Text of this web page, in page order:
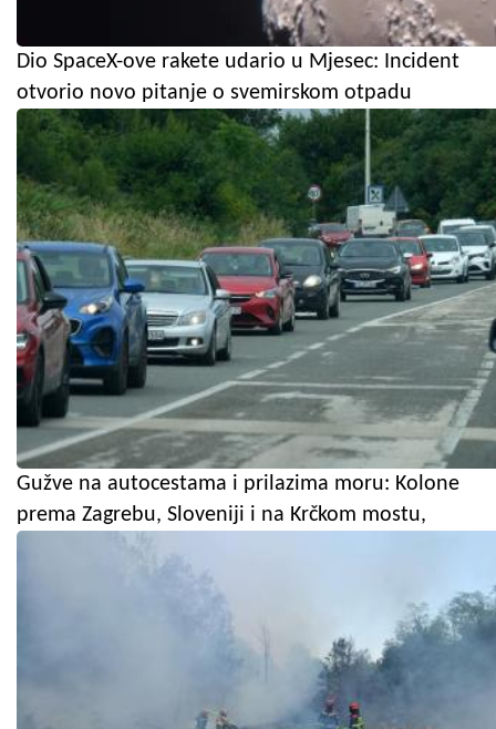
Dio SpaceX-ove rakete udario u Mjesec: Incident
otvorio novo pitanje o svemirskom otpadu
Gužve na autocestama i prilazima moru: Kolone
prema Zagrebu, Sloveniji i na Krčkom mostu,